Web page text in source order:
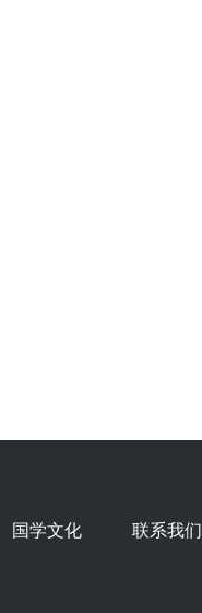
国学文化 联系我们